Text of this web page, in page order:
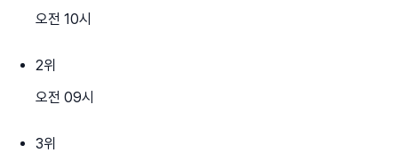
오전 10시
2위
오전 09시
3위